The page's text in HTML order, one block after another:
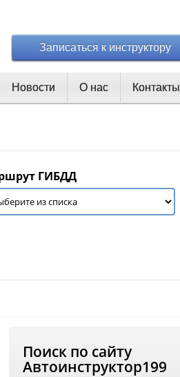
Записаться к инструктору
Новости О нас Контакты
ГИБДД
Поиск по сайту
Автоинструктор199